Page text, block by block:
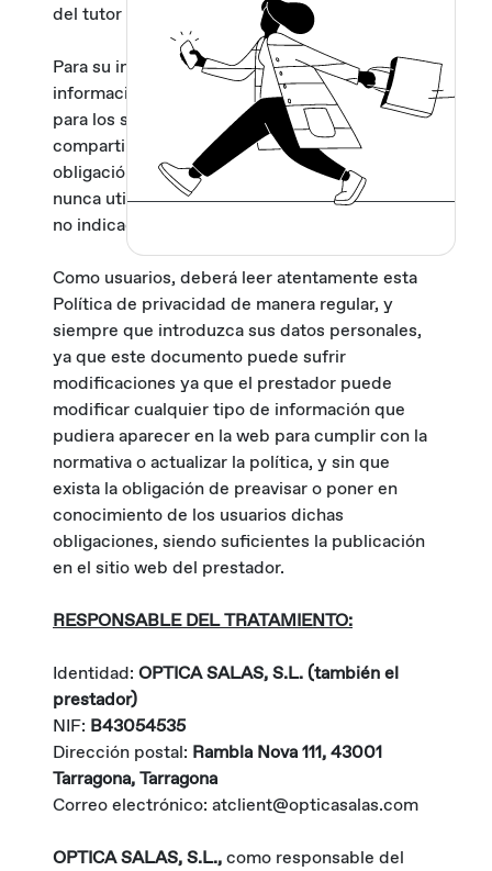
del tutor / a o representante legal.
Para su información, nunca pediremos más
información de la que realmente necesitaremos
para los servicios requeridos; nunca la
compartiremos con terceros, excepto por
obligación legal o con su autorización previa; y
nunca utilizaremos sus datos para otra finalidad
no indicada previamente.
Como usuarios, deberá leer atentamente esta
Política de privacidad de manera regular, y
siempre que introduzca sus datos personales,
ya que este documento puede sufrir
modificaciones ya que el prestador puede
modificar cualquier tipo de información que
pudiera aparecer en la web para cumplir con la
normativa o actualizar la política, y sin que
exista la obligación de preavisar o poner en
conocimiento de los usuarios dichas
obligaciones, siendo suficientes la publicación
en el sitio web del prestador.
RESPONSABLE DEL TRATAMIENTO:
Identidad: OPTICA SALAS, S.L. (también el
prestador)
NIF: B43054535
Dirección postal: Rambla Nova 111, 43001
Tarragona, Tarragona
Correo electrónico: atclient@opticasalas.com
OPTICA SALAS, S.L.,como responsable del